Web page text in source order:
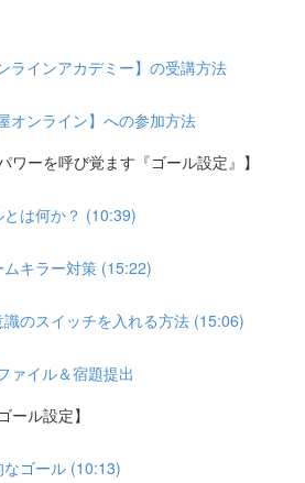
ラインアカデミー】の受講方法
オンライン】への参加方法
ーを呼び覚ます『ゴール設定』】
は何か？ (10:39)
キラー対策 (15:22)
のスイッチを入れる方法 (15:06)
イル＆宿題提出
ル設定】
ゴール (10:13)